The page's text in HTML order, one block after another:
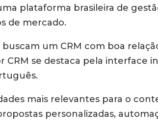
plataforma brasileira de
de mercado.
buscam um CRM com boa
CRM se destaca pela interface
mais relevantes para o
personalizadas,